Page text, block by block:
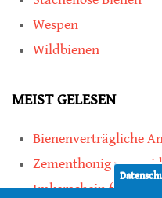
Wespen
Wildbienen
MEIST GELESEN
Bienenverträgliche
Zementhonig
Imkerschein für